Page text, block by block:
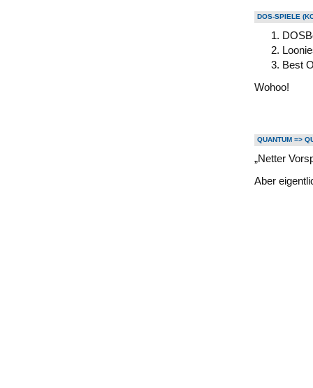
DOS-SPIELE
Best
Wohoo!
QUANTUM =>
„Netter
Aber